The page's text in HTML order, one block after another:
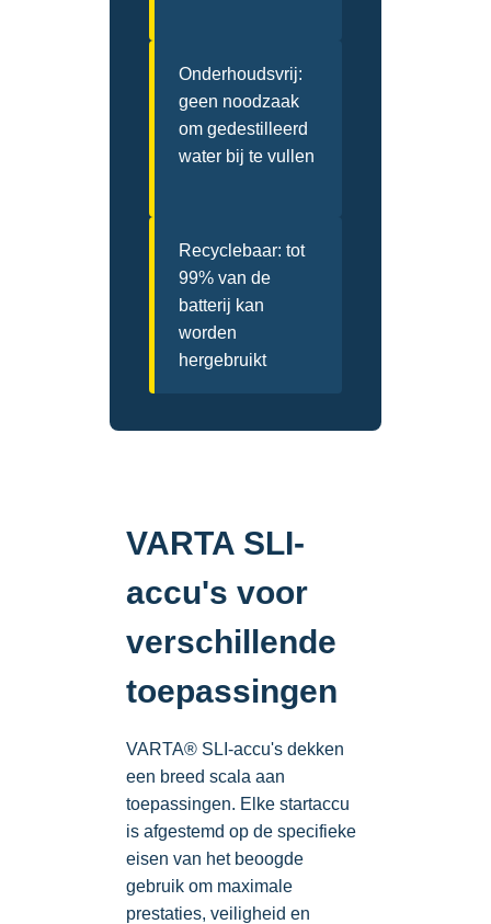
Onderhoudsvrij:
geen noodzaak
om gedestilleerd
water bij te vullen
Recyclebaar: tot
99% van de
batterij kan
worden
hergebruikt
VARTA SLI-
accu's voor
verschillende
toepassingen
VARTA® SLI-accu's dekken
een breed scala aan
toepassingen. Elke startaccu
is afgestemd op de specifieke
eisen van het beoogde
gebruik om maximale
prestaties, veiligheid en